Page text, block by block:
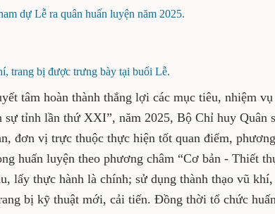
dự Lễ ra quân huấn luyện năm 2025.
trang bị được trưng bày tại buổi Lễ.
tâm hoàn thành thắng lợi các mục tiêu, nhiệm vụ
tỉnh lần thứ XXI”, năm 2025, Bộ Chỉ huy Quân
đơn vị trực thuộc thực hiện tốt quan điểm, phương
huấn luyện theo phương châm “Cơ bản - Thiết
lấy thực hành là chính; sử dụng thành thạo vũ khí,
bị kỹ thuật mới, cải tiến. Đồng thời tổ chức